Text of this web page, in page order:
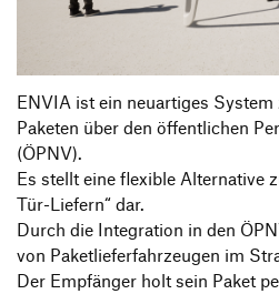
ENVIA ist ein neuartiges System
Paketen über den öffentlichen
(ÖPNV).
Es stellt eine flexible Alternative
Tür-Liefern“ dar.
Durch die Integration in den
von Paketlieferfahrzeugen im
Der Empfänger holt sein Paket